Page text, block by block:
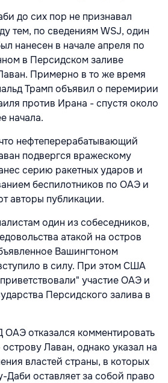
до сих пор не признавал
тем, по сведениям WSJ, один
нанесен в начале апреля по
в Персидском заливе
Примерно в то же время
Трамп объявил о перемирии
против Ирана - спустя около
начала.
нефтеперерабатывающий
подвергся вражескому
серию ракетных ударов и
беспилотников по ОАЭ и
авторы публикации.
один из собеседников,
атакой на остров
Вашингтоном
в силу. При этом США
участие ОАЭ и
Персидского залива в
отказался комментировать
Лаван, однако указал на
властей страны, в которых
Даби оставляет за собой право